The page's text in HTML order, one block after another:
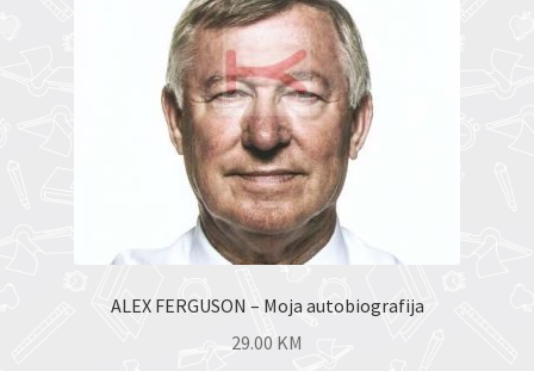
ALEX FERGUSON – Moja autobiografija
29.00 KM